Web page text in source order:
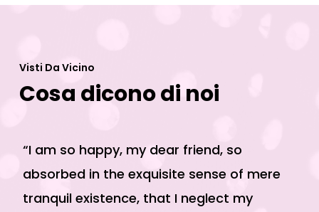
Visti Da Vicino
Cosa dicono di noi
“I am so happy, my dear friend, so
absorbed in the exquisite sense of mere
tranquil existence, that I neglect my